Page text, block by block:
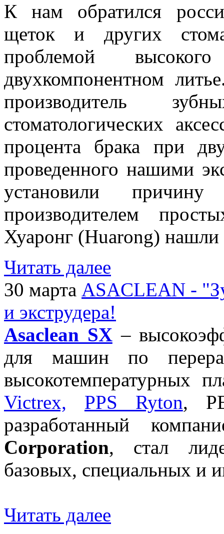
К нам обратился
щеток и других
проблемой
двухкомпонентном
производитель
стоматологических
процента брака при
проведенного нашими
установили
производителем
Хуаронг (Huarong)
Читать далее
30 марта ASACLEAN -
и экструдера!
Asaclean SX–
для машин по
высокотемпературных
Victrex,
PPS Ryton,
разработанный
Corporation, стал
базовых, специальных и
Читать далее